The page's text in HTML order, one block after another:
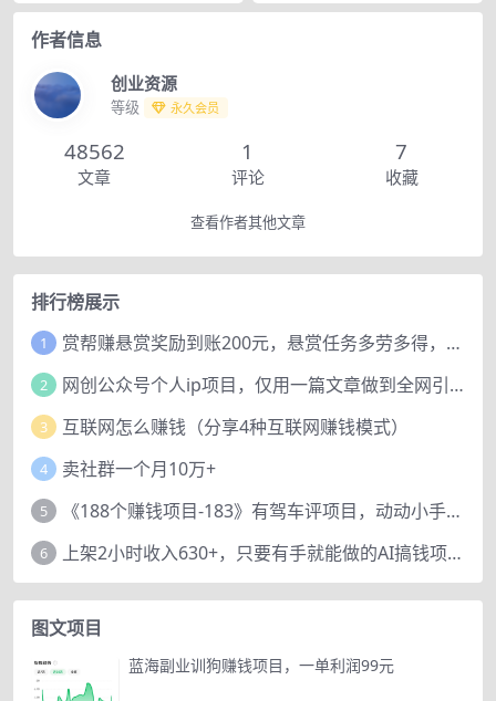
作者信息
创业资源
等级 永久会员
48562
文章
1
评论
7
收藏
查看作者其他文章
排行榜展示
1 赏帮赚悬赏奖励到账200元，悬赏任务多劳多得，人人可做。
2 网创公众号个人ip项目，仅用一篇文章做到全网引流！
3 互联网怎么赚钱（分享4种互联网赚钱模式）
4 卖社群一个月10万+
5 《188个赚钱项目-183》有驾车评项目，动动小手，复制粘贴赚44元！
6 上架2小时收入630+，只要有手就能做的AI搞钱项目，奶奶看完都能学会!
图文项目
蓝海副业训狗赚钱项目，一单利润99元